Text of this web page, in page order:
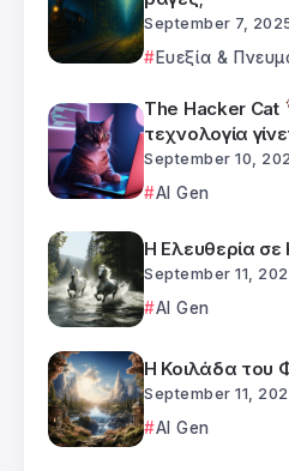
September 7,
Ευεξία &
The Hacker Cat
τεχνολογία
September 10,
AI Gen
Η Ελευθερία σε
September 11,
AI Gen
Η Κοιλάδα του
September 11,
AI Gen